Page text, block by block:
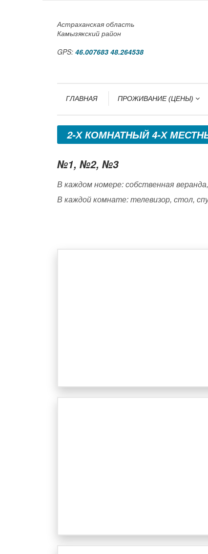
Астраханская область
Камызякский район
GPS: 46.007683 48.264538
ГЛАВНАЯ ПРОЖИВАНИЕ (ЦЕНЫ)
2-Х КОМНАТНЫЙ 4-Х
№1, №2, №3
В каждом номере: собственная
В каждой комнате: телевизор, стол,